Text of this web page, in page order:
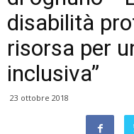
disabilità
risorsa per
inclusiva”
23 ottobre 2018